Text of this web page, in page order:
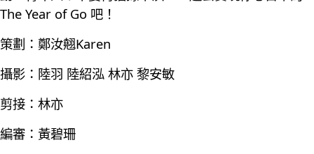
The Year of Go 吧！
策劃：鄭汝翹Karen
攝影：陸羽 陸紹泓 林亦 黎安敏
剪接：林亦
編審：黃碧珊